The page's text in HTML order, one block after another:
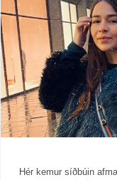
Hér kemur síðbúin